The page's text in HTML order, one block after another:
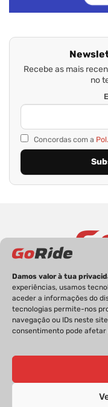
Damos valor à tua
experiências, usamos
aceder a informações do
tecnologias permite-nos
navegação ou IDs neste
consentimento pode
Recebe as mais
no
Concordas com a
PRIVACIDADE
POLÍTICA
GoRide 2026